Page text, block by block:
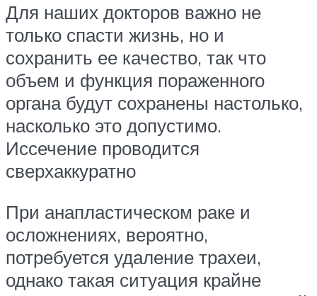
Для наших докторов важно не
только спасти жизнь, но и
сохранить ее качество, так что
объем и функция пораженного
органа будут сохранены настолько,
насколько это допустимо.
Иссечение проводится
сверхаккуратно
При анапластическом раке и
осложнениях, вероятно,
потребуется удаление трахеи,
однако такая ситуация крайне